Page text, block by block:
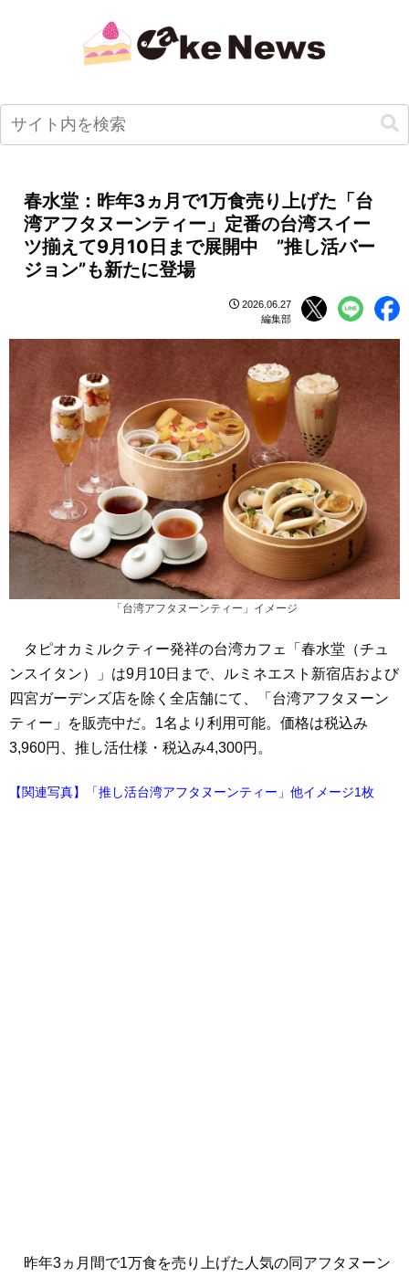
春水堂：昨年3ヵ月で1万食売り上げた「台
湾アフタヌーンティー」定番の台湾スイー
ツ揃えて9月10日まで展開中 ”推し活バー
ジョン”も新たに登場
2026.06.27
編集部
「台湾アフタヌーンティー」イメージ
タピオカミルクティー発祥の台湾カフェ「春水堂（チュ
ンスイタン）」は9月10日まで、ルミネエスト新宿店および
四宮ガーデンズ店を除く全店舗にて、「台湾アフタヌーン
ティー」を販売中だ。1名より利用可能。価格は税込み
3,960円、推し活仕様・税込み4,300円。
【関連写真】「推し活台湾アフタヌーンティー」他イメージ1枚
昨年3ヵ月間で1万食を売り上げた人気の同アフタヌーン